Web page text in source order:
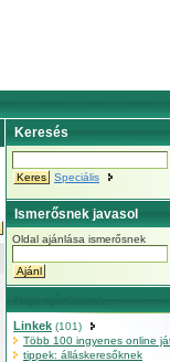
Keresés
Speciális
Ismerősnek javasol
Oldal ajánlása ismerősnek
Linkek (101)
Több 100 ingyenes online
tippek: álláskeresőknek